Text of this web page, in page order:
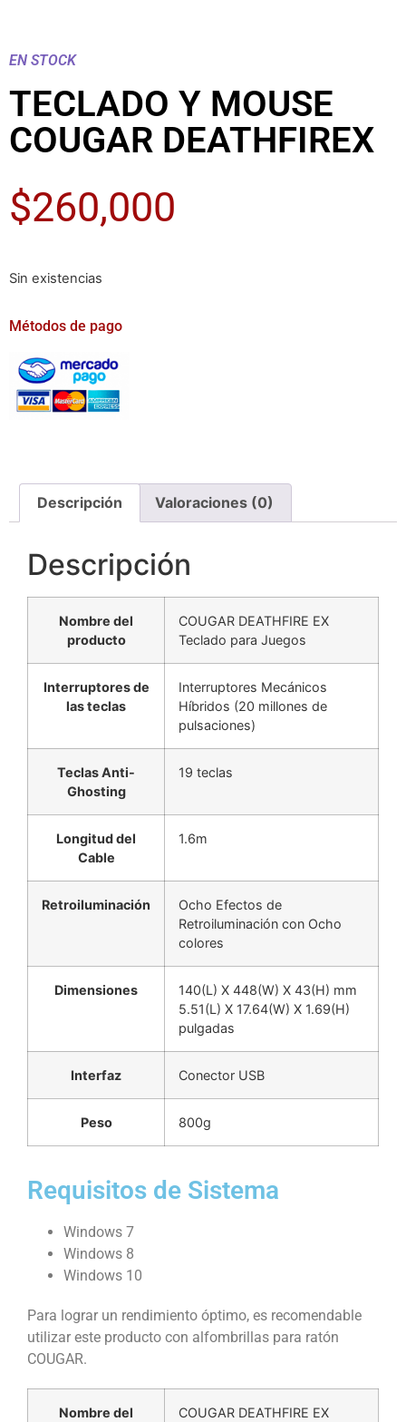
EN STOCK
TECLADO Y MOUSE
COUGAR DEATHFIREX
$260,000
Sin existencias
Métodos de pago
Descripción Valoraciones (0)
Descripción
Nombre del
producto
COUGAR DEATHFIRE EX
Teclado para Juegos
Interruptores de
las teclas
Interruptores Mecánicos
Híbridos (20 millones de
pulsaciones)
Teclas Anti-
Ghosting
19 teclas
Longitud del
Cable
1.6m
Retroiluminación
Ocho Efectos de
Retroiluminación con Ocho
colores
Dimensiones
140(L) X 448(W) X 43(H) mm
5.51(L) X 17.64(W) X 1.69(H)
pulgadas
Interfaz Conector USB
Peso 800g
Requisitos de Sistema
Windows 7
Windows 8
Windows 10
Para lograr un rendimiento óptimo, es recomendable
utilizar este producto con alfombrillas para ratón
COUGAR.
Nombre del
COUGAR DEATHFIRE EX